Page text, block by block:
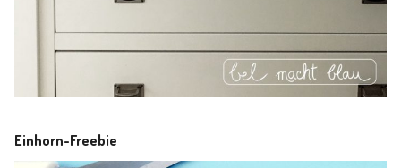
Einhorn-Freebie